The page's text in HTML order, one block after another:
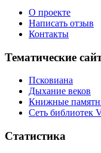
О проекте
Написать отзыв
Контакты
Тематические
Псковиана
Дыхание веков
Книжные
Сеть библиотек
Статистика